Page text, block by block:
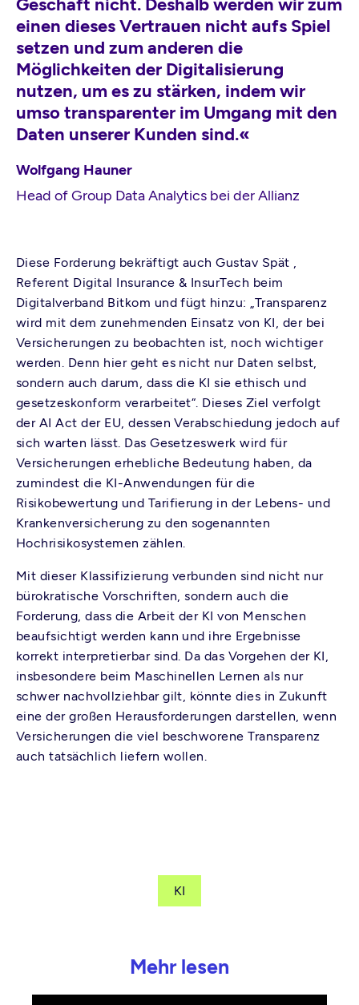
Geschäft nicht. Deshalb werden wir zum
einen dieses Vertrauen nicht aufs Spiel
setzen und zum anderen die
Möglichkeiten der Digitalisierung
nutzen, um es zu stärken, indem wir
umso transparenter im Umgang mit den
Daten unserer Kunden sind.«
Wolfgang Hauner
Head of Group Data Analytics bei der Allianz
Diese Forderung bekräftigt auch Gustav Spät ,
Referent Digital Insurance & InsurTech beim
Digitalverband Bitkom und fügt hinzu: „Transparenz
wird mit dem zunehmenden Einsatz von KI, der bei
Versicherungen zu beobachten ist, noch wichtiger
werden. Denn hier geht es nicht nur Daten selbst,
sondern auch darum, dass die KI sie ethisch und
gesetzeskonform verarbeitet“. Dieses Ziel verfolgt
der AI Act der EU, dessen Verabschiedung jedoch auf
sich warten lässt. Das Gesetzeswerk wird für
Versicherungen erhebliche Bedeutung haben, da
zumindest die KI-Anwendungen für die
Risikobewertung und Tarifierung in der Lebens- und
Krankenversicherung zu den sogenannten
Hochrisikosystemen zählen.
Mit dieser Klassifizierung verbunden sind nicht nur
bürokratische Vorschriften, sondern auch die
Forderung, dass die Arbeit der KI von Menschen
beaufsichtigt werden kann und ihre Ergebnisse
korrekt interpretierbar sind. Da das Vorgehen der KI,
insbesondere beim Maschinellen Lernen als nur
schwer nachvollziehbar gilt, könnte dies in Zukunft
eine der großen Herausforderungen darstellen, wenn
Versicherungen die viel beschworene Transparenz
auch tatsächlich liefern wollen.
KI
Mehr lesen